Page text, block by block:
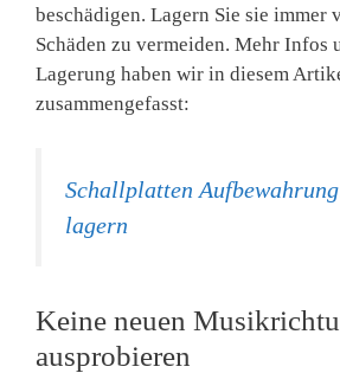
beschädigen. Lagern Sie sie immer
Schäden zu vermeiden. Mehr Infos
Lagerung haben wir in diesem
zusammengefasst:
Schallplatten
lagern
Keine neuen
ausprobieren